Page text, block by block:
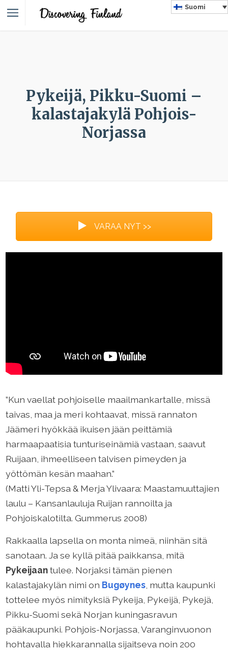
Suomi
Pykeijä, Pikku-Suomi –
kalastajakylä Pohjois-
Norjassa
VARAA NYT >>
”Kun vaellat pohjoiselle maailmankartalle, missä
taivas, maa ja meri kohtaavat, missä rannaton
Jäämeri hyökkää ikuisen jään peittämiä
harmaapaatisia tunturiseinämiä vastaan, saavut
Ruijaan, ihmeelliseen talvisen pimeyden ja
yöttömän kesän maahan.”
(Matti Yli-Tepsa & Merja Ylivaara: Maastamuuttajien
laulu – Kansanlauluja Ruijan rannoilta ja
Pohjoiskalotilta. Gummerus 2008)
Rakkaalla lapsella on monta nimeä, niinhän sitä
sanotaan. Ja se kyllä pitää paikkansa, mitä
Pykeijaantulee. Norjaksi tämän pienen
kalastajakylän nimi on Bugøynes, mutta kaupunki
tottelee myös nimityksiä Pykeija, Pykeijä, Pykejä,
Pikku-Suomi sekä Norjan kuningasravun
pääkaupunki. Pohjois-Norjassa, Varanginvuonon
hohtavalla hiekkarannalla sijaitseva noin 200